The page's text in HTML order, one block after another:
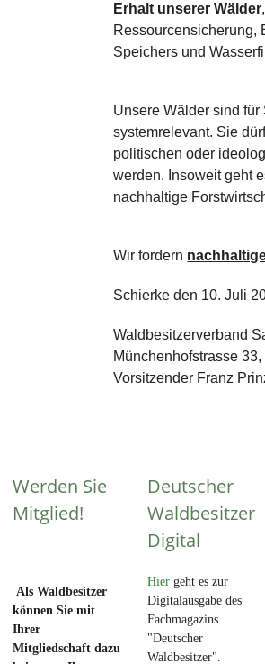
Erhalt unserer Wälder
Ressourcensicherung,
Speichers und
Unsere Wälder sind
systemrelevant. Sie
politischen oder
werden. Insoweit geht
nachhaltige
Wir fordern
Schierke den 10. Juli
Waldbesitzerverband
Münchenhofstrasse
Vorsitzender Franz
Werden Sie
Mitglied!
Als Waldbesitzer
können Sie mit
Ihrer
Mitgliedschaft dazu
Deutscher
Waldbesitzer
Digital
Hiergeht es zur
Digitalausgabe des
Fachmagazins
"Deutscher
Waldbesitzer".